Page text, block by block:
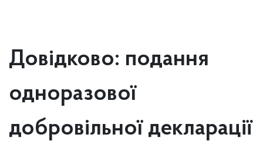
Довідково: подання
одноразової
добровільної декларації